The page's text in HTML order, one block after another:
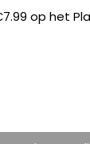
op het